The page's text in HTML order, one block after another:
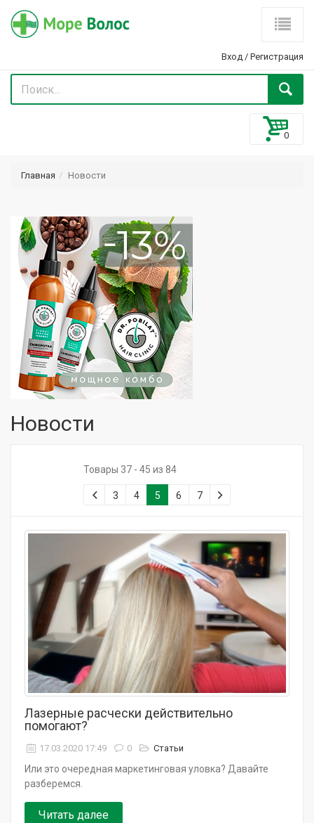
Вход / Регистрация
Главная Новости
Новости
Товары 37 - 45 из 84
3 4 5 6 7
Лазерные расчески действительно
помогают?
17.03.2020 17:49 0 Статьи
Или это очередная маркетинговая уловка? Давайте
разберемся.
Читать далее